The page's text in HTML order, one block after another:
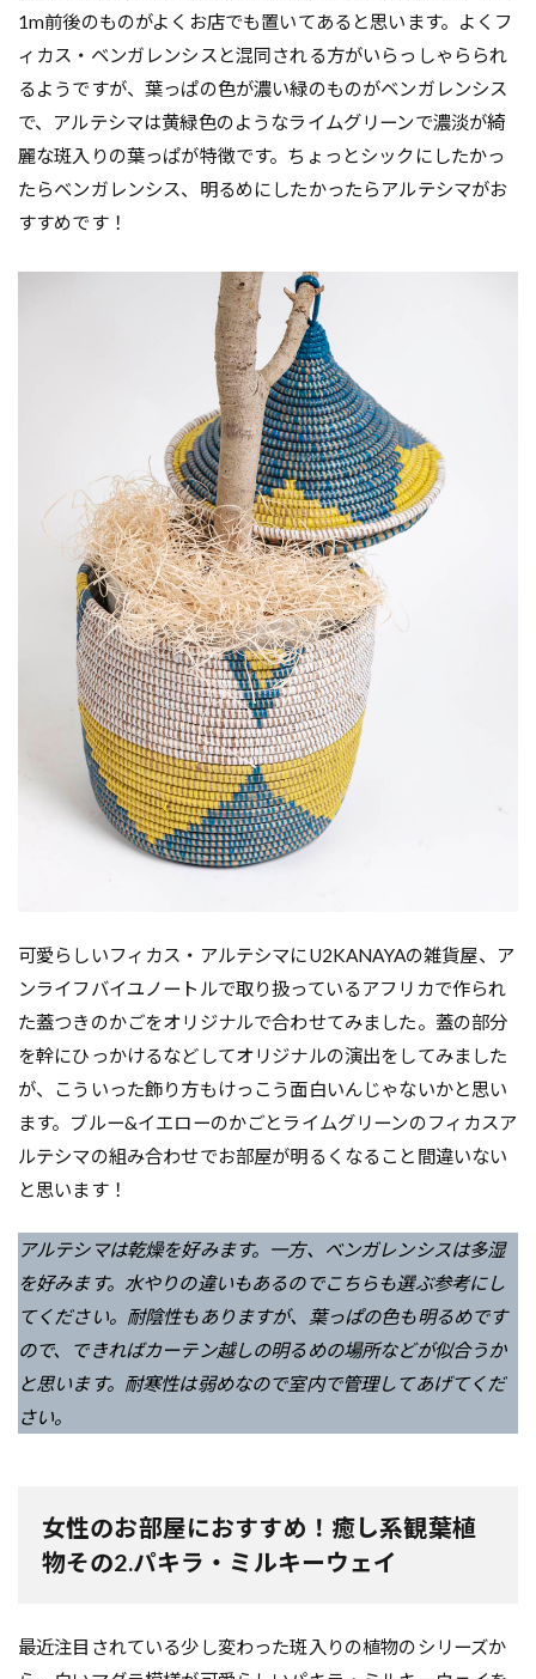
1m前後のものがよくお店でも置いてあると思います。よくフ
ィカス・ベンガレンシスと混同される方がいらっしゃらられ
るようですが、葉っぱの色が濃い緑のものがベンガレンシス
で、アルテシマは黄緑色のようなライムグリーンで濃淡が綺
麗な斑入りの葉っぱが特徴です。ちょっとシックにしたかっ
たらベンガレンシス、明るめにしたかったらアルテシマがお
すすめです！
可愛らしいフィカス・アルテシマにU2KANAYAの雑貨屋、ア
ンライフバイユノートルで取り扱っているアフリカで作られ
た蓋つきのかごをオリジナルで合わせてみました。蓋の部分
を幹にひっかけるなどしてオリジナルの演出をしてみました
が、こういった飾り方もけっこう面白いんじゃないかと思い
ます。ブルー&イエローのかごとライムグリーンのフィカスア
ルテシマの組み合わせでお部屋が明るくなること間違いない
と思います！
アルテシマは乾燥を好みます。一方、ベンガレンシスは多湿
を好みます。水やりの違いもあるのでこちらも選ぶ参考にし
てください。耐陰性もありますが、葉っぱの色も明るめです
ので、できればカーテン越しの明るめの場所などが似合うか
と思います。耐寒性は弱めなので室内で管理してあげてくだ
さい。
女性のお部屋におすすめ！癒し系観葉植
物その2.パキラ・ミルキーウェイ
最近注目されている少し変わった斑入りの植物のシリーズか